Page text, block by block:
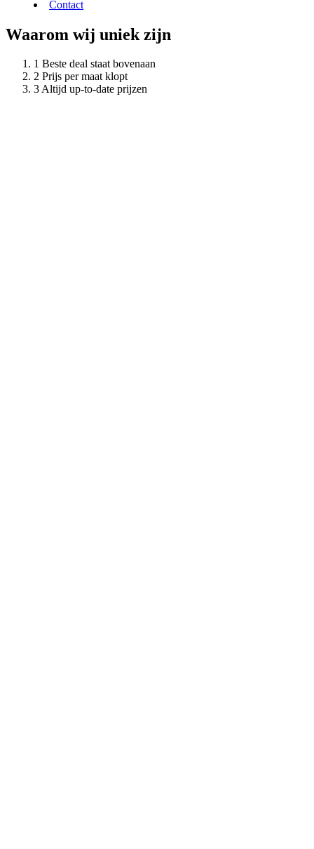
Contact
Waarom wij uniek zijn
Beste deal staat bovenaan
Prijs per maat klopt
Altijd up-to-date prijzen